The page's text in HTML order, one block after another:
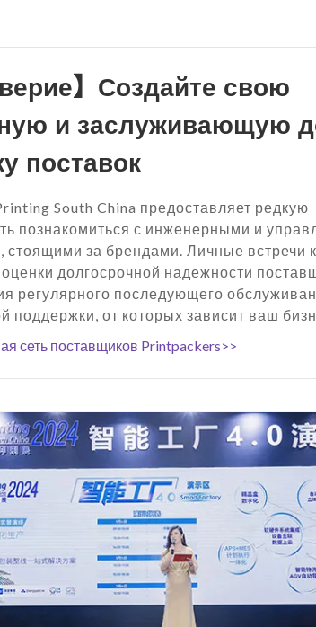
】Создайте свою
и заслуживающую
поставок
South China предоставляет редкую
познакомиться с инженерными и
стоящими за брендами. Личные встречи
долгосрочной надежности
регулярного последующего
поддержки, от которых зависит ваш
сеть поставщиков Printpackers>>